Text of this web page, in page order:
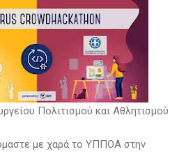
Πολιτισμού και Αθλητισμού
με χαρά το ΥΠΠΟΑ στην